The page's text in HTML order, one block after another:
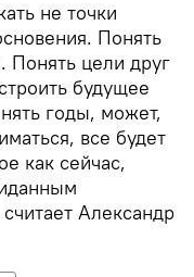
не точки
Понять
Понять цели друг
будущее
годы, может,
все будет
как сейчас,
Александр